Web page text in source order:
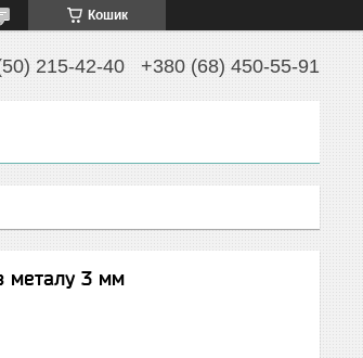
Кошик
215-42-40 +380 (68) 450-55-91
металу 3 мм